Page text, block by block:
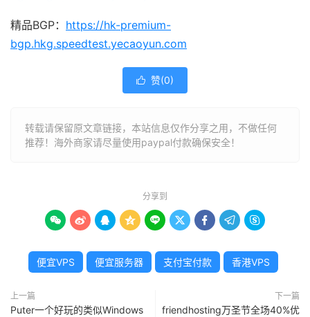
精品BGP： https://hk-premium-
bgp.hkg.speedtest.yecaoyun.com
 赞(0)
转载请保留原文章链接，本站信息仅作分享之用，不做任何
推荐！海外商家请尽量使用paypal付款确保安全！
分享到
        
便宜VPS 便宜服务器 支付宝付款 香港VPS
上一篇
Puter一个好玩的类似Windows
下一篇
friendhosting万圣节全场40%优